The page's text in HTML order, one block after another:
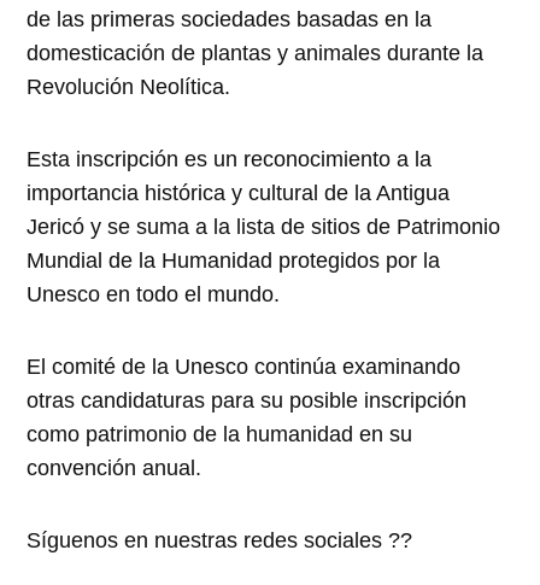
de las primeras sociedades basadas en la
domesticación de plantas y animales durante la
Revolución Neolítica.
Esta inscripción es un reconocimiento a la
importancia histórica y cultural de la Antigua
Jericó y se suma a la lista de sitios de Patrimonio
Mundial de la Humanidad protegidos por la
Unesco en todo el mundo.
El comité de la Unesco continúa examinando
otras candidaturas para su posible inscripción
como patrimonio de la humanidad en su
convención anual.
Síguenos en nuestras redes sociales ??